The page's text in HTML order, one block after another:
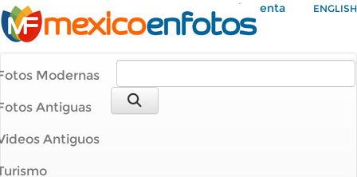
Mi Cuenta ENGLISH
Modernas
Antiguas
Antiguos